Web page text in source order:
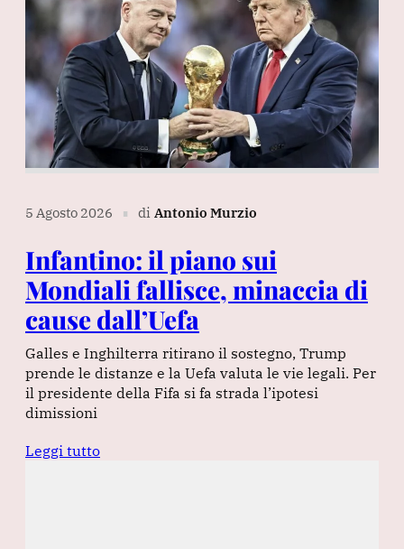
5 Agosto 2026 ∎ di Antonio Murzio
Infantino: il piano sui
Mondiali fallisce, minaccia di
cause dall’Uefa
Galles e Inghilterra ritirano il sostegno, Trump
prende le distanze e la Uefa valuta le vie legali. Per
il presidente della Fifa si fa strada l’ipotesi
dimissioni
Leggi tutto